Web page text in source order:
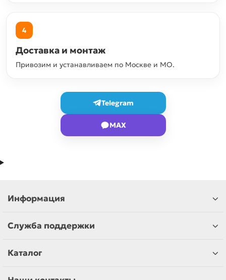
4
Доставка и монтаж
Привозим и устанавливаем по Москве и МО.
Telegram
MAX
Информация
Служба поддержки
Каталог